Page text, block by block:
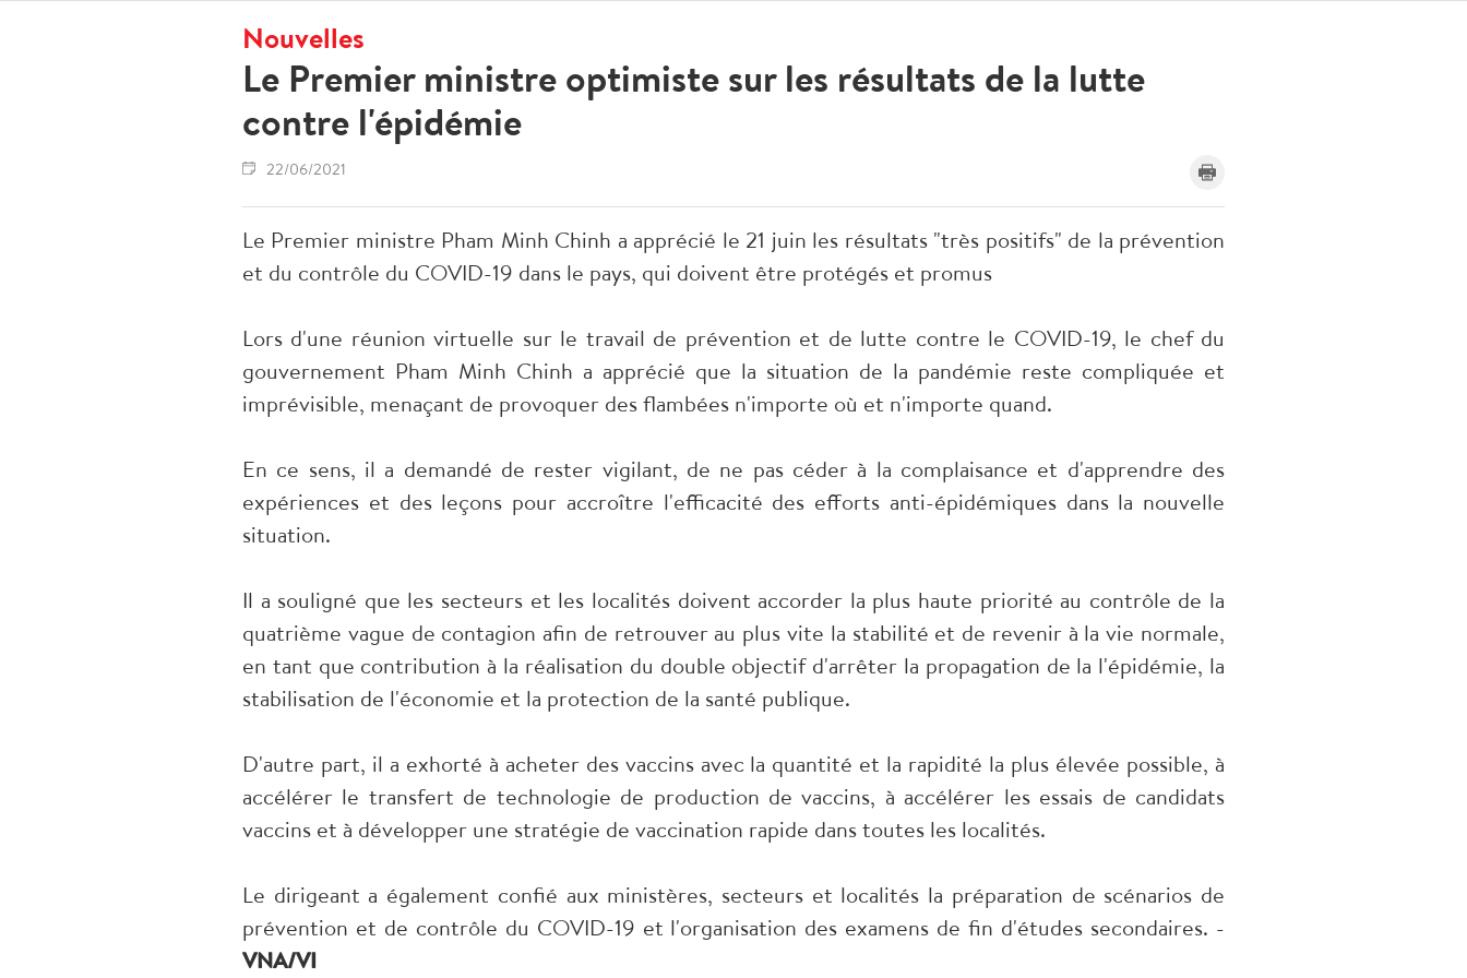
Nouvelles
Le Premier ministre optimiste sur les résultats de la lutte
contre l'épidémie
22/06/2021
Le Premier ministre Pham Minh Chinh a apprécié le 21 juin les résultats "très positifs" de la prévention
et du contrôle du COVID-19 dans le pays, qui doivent être protégés et promus
Lors d'une réunion virtuelle sur le travail de prévention et de lutte contre le COVID-19, le chef du
gouvernement Pham Minh Chinh a apprécié que la situation de la pandémie reste compliquée et
imprévisible, menaçant de provoquer des flambées n'importe où et n'importe quand.
En ce sens, il a demandé de rester vigilant, de ne pas céder à la complaisance et d'apprendre des
expériences et des leçons pour accroître l'efficacité des efforts anti-épidémiques dans la nouvelle
situation.
Il a souligné que les secteurs et les localités doivent accorder la plus haute priorité au contrôle de la
quatrième vague de contagion afin de retrouver au plus vite la stabilité et de revenir à la vie normale,
en tant que contribution à la réalisation du double objectif d'arrêter la propagation de la l'épidémie, la
stabilisation de l'économie et la protection de la santé publique.
D'autre part, il a exhorté à acheter des vaccins avec la quantité et la rapidité la plus élevée possible, à
accélérer le transfert de technologie de production de vaccins, à accélérer les essais de candidats
vaccins et à développer une stratégie de vaccination rapide dans toutes les localités.
Le dirigeant a également confié aux ministères, secteurs et localités la préparation de scénarios de
prévention et de contrôle du COVID-19 et l'organisation des examens de fin d'études secondaires. -
VNA/VI